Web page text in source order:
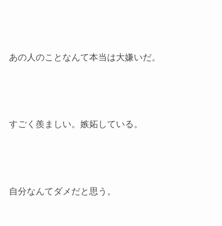
あの人のことなんて本当は大嫌いだ。
すごく羨ましい。嫉妬している。
自分なんてダメだと思う。